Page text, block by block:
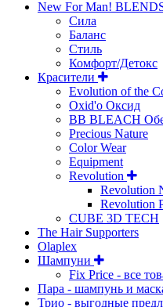
New For Man!
Сила
Баланс
Стиль
Комфорт/Детокс
Красители
Evolution of the
Oxid'o Оксид
BB BLEACH
Precious Nature
Color Wear
Equipment
Revolution
Revolution
Revolution
CUBE 3D TECH
The Hair Supporters
Olaplex
Шампуни
Fix Price - все
Пара - шампунь и
Трио - выгодные